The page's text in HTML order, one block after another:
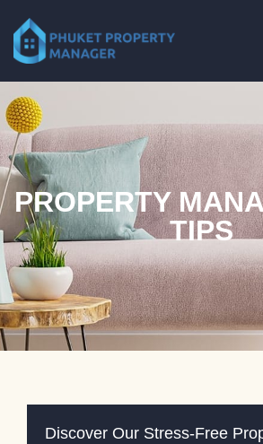
PROPERTY
TIPS
Discover Our Stress-Free